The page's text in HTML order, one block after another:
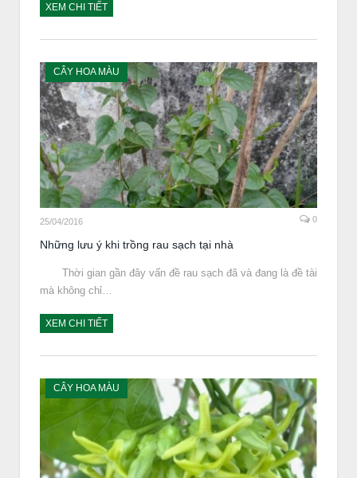
XEM CHI TIẾT
CÂY HOA MÀU
25/04/2016 0
Những lưu ý khi trồng rau sạch tại nhà
Thời gian gần đây vấn đề rau sạch đã và đang là đề tài
mà không chỉ…
XEM CHI TIẾT
CÂY HOA MÀU